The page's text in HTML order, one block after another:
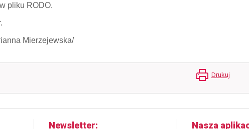
w pliku RODO.
Mierzejewska/
Drukuj
Newsletter Nasza